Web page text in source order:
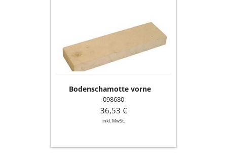
Bodenschamotte vorne
098680
36,53 €
inkl. MwSt.